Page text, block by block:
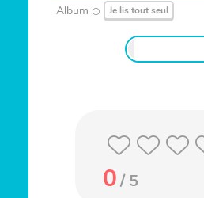
Album Je lis tout seul
0/ 5